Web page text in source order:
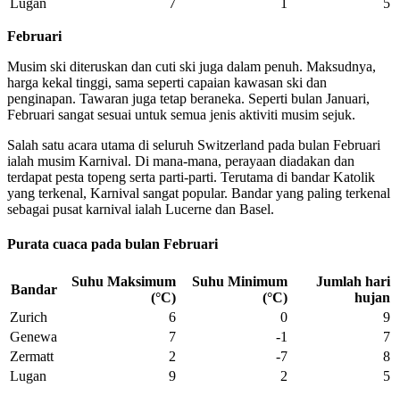
Februari
Musim ski diteruskan dan cuti ski juga dalam penuh. Maksudnya,
harga kekal tinggi, sama seperti capaian kawasan ski dan
penginapan. Tawaran juga tetap beraneka. Seperti bulan Januari,
Februari sangat sesuai untuk semua jenis aktiviti musim sejuk.
Salah satu acara utama di seluruh Switzerland pada bulan Februari
ialah musim Karnival. Di mana-mana, perayaan diadakan dan
terdapat pesta topeng serta parti-parti. Terutama di bandar Katolik
yang terkenal, Karnival sangat popular. Bandar yang paling terkenal
sebagai pusat karnival ialah Lucerne dan Basel.
Purata cuaca pada bulan Februari
Bandar
Suhu Maksimum
(°C)
Suhu Minimum
(°C)
Jumlah hari
hujan
Zurich
6 0
9
Genewa
7 -1
7
Zermatt
2 -7
8
Lugan
9 2 5